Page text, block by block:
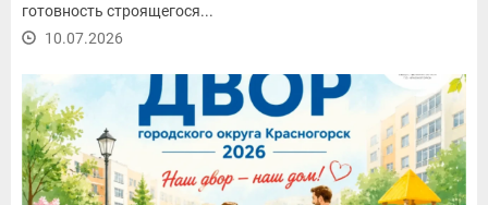
готовность строящегося...
10.07.2026